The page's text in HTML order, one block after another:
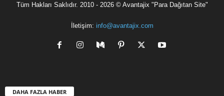
Tüm Hakları Saklıdır. 2010 - 2026 © Avantajix "Para Dağıtan Site"
İletişim: info@avantajix.com
DAHA FAZLA HABER